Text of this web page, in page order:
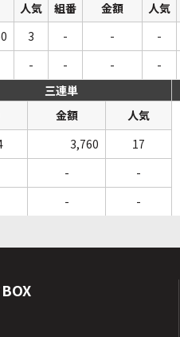
人気 組番 金額 人気
3 - - -
- - - -
三連単
金額
人気
3,760
17
-
-
- -